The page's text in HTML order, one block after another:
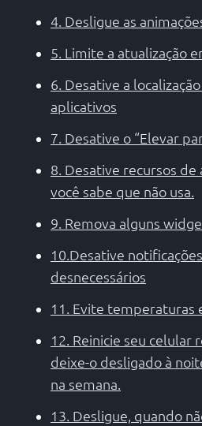
4. Desligue as
5. Limite a atualização
6. Desative a
aplicativos
7. Desative o “Elevar
8. Desative recursos
você sabe que não usa.
9. Remova alguns
10.Desative
desnecessários
11. Evite temperaturas
12. Reinicie seu celular
deixe-o desligado à
na semana.
13. Desligue, quando